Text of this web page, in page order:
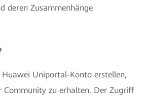
deren Zusammenhänge
Huawei Uniportal-Konto erstellen,
Community zu erhalten. Der Zugriff